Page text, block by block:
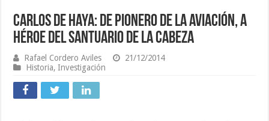
Carlos de Haya: de pionero de la aviación, a
héroe del Santuario de la Cabeza
Rafael Cordero Aviles
21/12/2014
Historia,Investigación